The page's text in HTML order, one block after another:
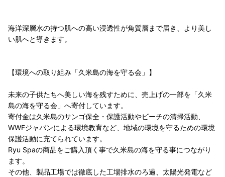
海洋深層水の持つ肌への高い浸透性が角質層まで届き、より美し
い肌へと導きます。
【環境への取り組み「久米島の海を守る会」】
未来の子供たちへ美しい海を残すために、売上げの一部を「久米
島の海を守る会」へ寄付しています。
寄付金は久米島のサンゴ保全・保護活動やビーチの清掃活動、
WWFジャパンによる環境教育など、地域の環境を守るための環境
保護活動に充てられています。
Ryu Spaの商品をご購入頂く事で久米島の海を守る事につながり
ます。
その他、製品工場では徹底した工場排水のろ過、太陽光発電など